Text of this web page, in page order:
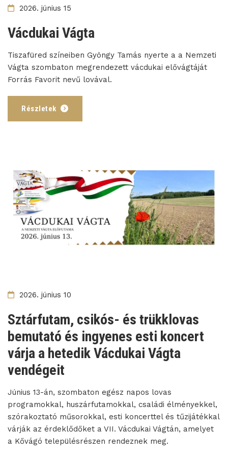
2026. június 15
Vácdukai Vágta
Tiszafüred színeiben Gyöngy Tamás nyerte a a Nemzeti
Vágta szombaton megrendezett vácdukai elővágtáját
Forrás Favorit nevű lovával.
Részletek
2026. június 10
Sztárfutam, csikós- és trükklovas
bemutató és ingyenes esti koncert
várja a hetedik Vácdukai Vágta
vendégeit
Június 13-án, szombaton egész napos lovas
programokkal, huszárfutamokkal, családi élményekkel,
szórakoztató műsorokkal, esti koncerttel és tűzijátékkal
várják az érdeklődőket a VII. Vácdukai Vágtán, amelyet
a Kővágó településrészen rendeznek meg.